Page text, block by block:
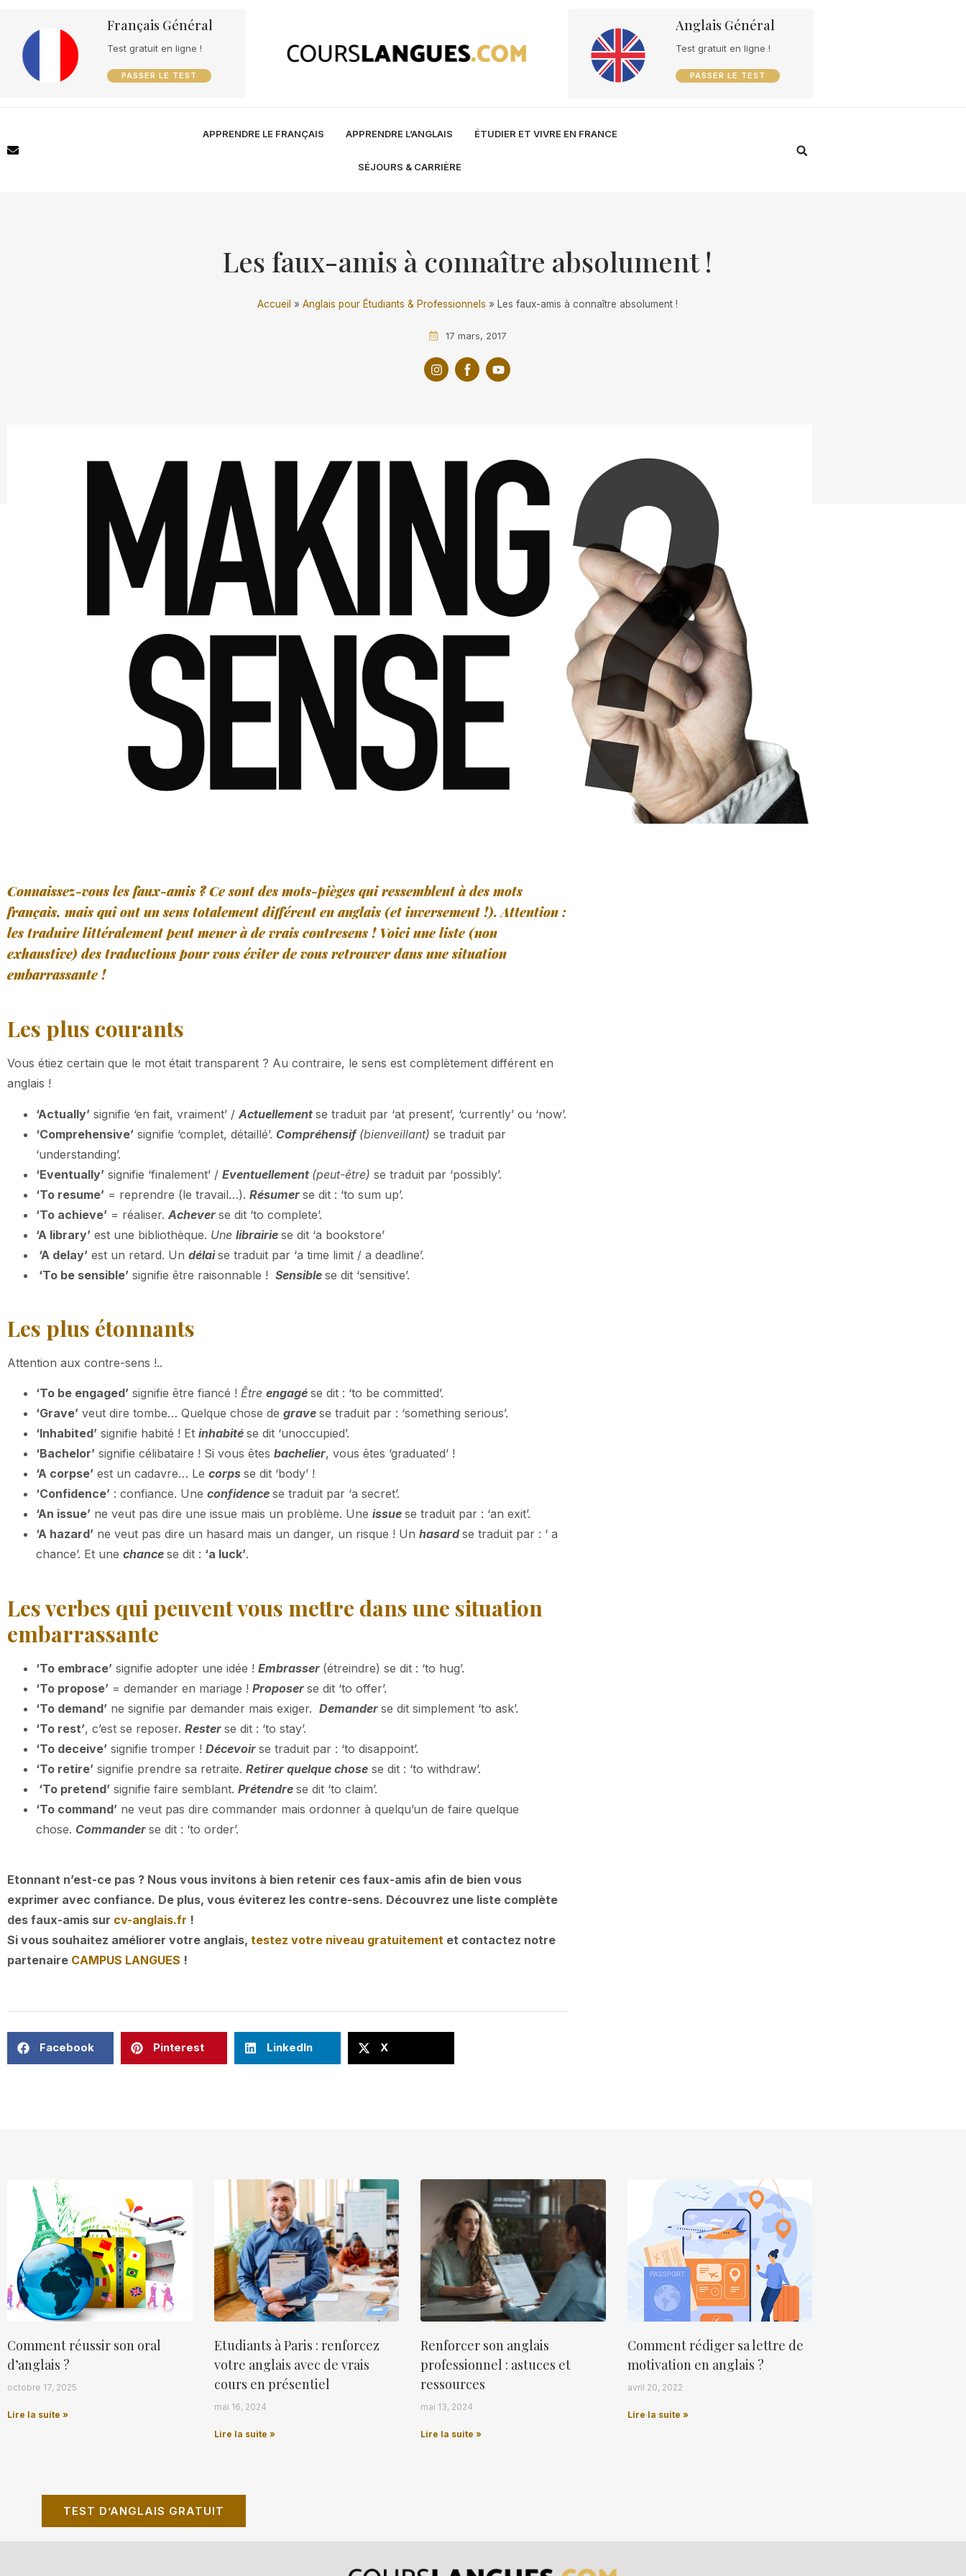
Français Général
Test gratuit en ligne !
PASSER LE TEST
Anglais Général
Test gratuit en ligne !
PASSER LE TEST
APPRENDRE LE FRANÇAIS APPRENDRE L’ANGLAIS ÉTUDIER ET VIVRE EN FRANCE
SÉJOURS & CARRIÈRE
Les faux-amis à connaître absolument !
Accueil » Anglais pour Étudiants & Professionnels » Les faux-amis à connaître absolument !
17 mars, 2017
Connaissez-vous les faux-amis ? Ce sont des mots-pièges qui ressemblent à des mots
français, mais qui ont un sens totalement différent en anglais (et inversement !). Attention :
les traduire littéralement peut mener à de vrais contresens ! Voici une liste (non
exhaustive) des traductions pour vous éviter de vous retrouver dans une situation
embarrassante !
Les plus courants
Vous étiez certain que le mot était transparent ? Au contraire, le sens est complètement différent en
anglais !
‘Actually’ signifie ‘en fait, vraiment’ / Actuellement se traduit par ‘at present’, ‘currently’ ou ‘now’.
‘Comprehensive’ signifie ‘complet, détaillé’. Compréhensif (bienveillant) se traduit par
‘understanding’.
‘Eventually’ signifie ‘finalement’ / Eventuellement (peut-être) se traduit par ‘possibly’.
‘To resume’ = reprendre (le travail…). Résumer se dit : ‘to sum up’.
‘To achieve’ = réaliser. Achever se dit ‘to complete’.
‘A library’ est une bibliothèque. Une librairie se dit ‘a bookstore’
‘A delay’ est un retard. Un délai se traduit par ‘a time limit / a deadline’.
‘To be sensible’ signifie être raisonnable ! Sensible se dit ‘sensitive’.
Les plus étonnants
Attention aux contre-sens !..
‘To be engaged’ signifie être fiancé ! Être engagé se dit : ‘to be committed’.
‘Grave’ veut dire tombe… Quelque chose de grave se traduit par : ‘something serious’.
‘Inhabited’ signifie habité ! Et inhabité se dit ‘unoccupied’.
‘Bachelor’ signifie célibataire ! Si vous êtes bachelier, vous êtes ‘graduated’ !
‘A corpse’ est un cadavre… Le corps se dit ‘body’ !
‘Confidence’ : confiance. Une confidence se traduit par ‘a secret’.
‘An issue’ ne veut pas dire une issue mais un problème. Une issue se traduit par : ‘an exit’.
‘A hazard’ ne veut pas dire un hasard mais un danger, un risque ! Un hasard se traduit par : ‘ a
chance’. Et une chance se dit : ‘a luck’.
Les verbes qui peuvent vous mettre dans une situation
embarrassante
‘To embrace’ signifie adopter une idée ! Embrasser (étreindre) se dit : ‘to hug’.
‘To propose’ = demander en mariage ! Proposer se dit ‘to offer’.
‘To demand’ ne signifie par demander mais exiger. Demander se dit simplement ‘to ask’.
‘To rest’, c’est se reposer. Rester se dit : ‘to stay’.
‘To deceive’ signifie tromper ! Décevoir se traduit par : ‘to disappoint’.
‘To retire’ signifie prendre sa retraite. Retirer quelque chose se dit : ‘to withdraw’.
‘To pretend’ signifie faire semblant. Prétendre se dit ‘to claim’.
‘To command’ ne veut pas dire commander mais ordonner à quelqu’un de faire quelque
chose. Commander se dit : ‘to order’.
Etonnant n’est-ce pas ? Nous vous invitons à bien retenir ces faux-amis afin de bien vous
exprimer avec confiance. De plus, vous éviterez les contre-sens. Découvrez une liste complète
des faux-amis sur cv-anglais.fr !
Si vous souhaitez améliorer votre anglais, testez votre niveau gratuitement et contactez notre
partenaire CAMPUS LANGUES !
Facebook Pinterest LinkedIn X
Comment réussir son oral
d’anglais ?
octobre 17, 2025
Lire la suite »
Etudiants à Paris : renforcez
votre anglais avec de vrais
cours en présentiel
mai 16, 2024
Lire la suite »
Renforcer son anglais
professionnel : astuces et
ressources
mai 13, 2024
Lire la suite »
Comment rédiger sa lettre de
motivation en anglais ?
avril 20, 2022
Lire la suite »
TEST D’ANGLAIS GRATUIT